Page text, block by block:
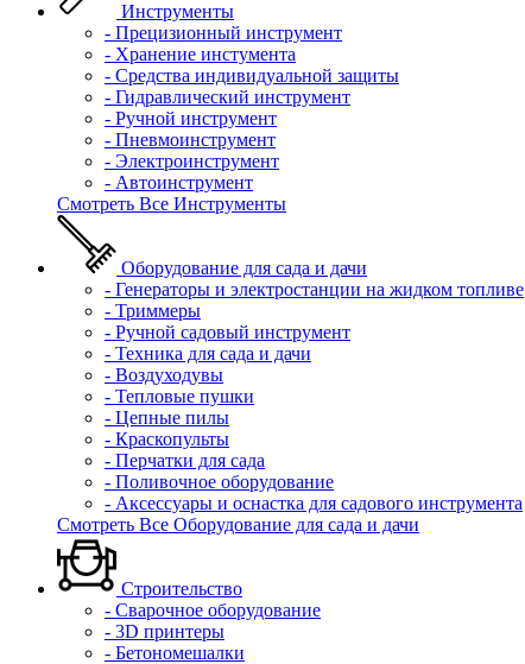
Инструменты
- Прецизионный инструмент
- Хранение инстумента
- Средства индивидуальной защиты
- Гидравлический инструмент
- Ручной инструмент
- Пневмоинструмент
- Электроинструмент
- Автоинструмент
Смотреть Все Инструменты
Оборудование для сада и дачи
- Генераторы и электростанции на жидком топливе
- Триммеры
- Ручной садовый инструмент
- Техника для сада и дачи
- Воздуходувы
- Тепловые пушки
- Цепные пилы
- Краскопульты
- Перчатки для сада
- Поливочное оборудование
- Аксессуары и оснастка для садового инструмента
Смотреть Все Оборудование для сада и дачи
Строительство
- Сварочное оборудование
- 3D принтеры
- Бетономешалки